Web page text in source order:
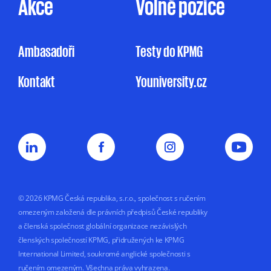
pro účely marketingu na základě jejího
a mohu jej kdykoliv odvolat. Můj nesouhlas
Souhlas uděluji na dobu
5 let nebo do doby,
Akce
Volné pozice
Ambasadoři
Kontakt
Testy do KPMG
Youniversity.cz
© 2026 KPMG Česká republika, s.r.o., společnost s ručením
omezeným založená dle právních předpisů České republiky
a členská společnost globální organizace nezávislých
členských společností KPMG, přidružených ke KPMG
International Limited, soukromé anglické společnosti s
ručením omezeným. Všechna práva vyhrazena.